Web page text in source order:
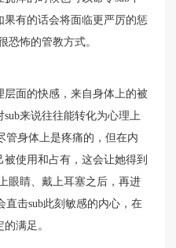
有的话会将面临更严厉的惩
恐怖的管教方式。
面的快感，来自身体上的被
sub来说往往能转化为心理上
管身体上是疼痛的，但在内
使用和占有，这会让她得到
眼睛、戴上耳塞之后，再进
直击sub此刻敏感的内心，在
满足。